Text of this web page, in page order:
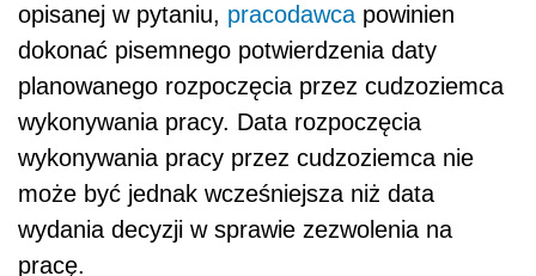
opisanej w pytaniu, pracodawca powinien
dokonać pisemnego potwierdzenia daty
planowanego rozpoczęcia przez cudzoziemca
wykonywania pracy. Data rozpoczęcia
wykonywania pracy przez cudzoziemca nie
może być jednak wcześniejsza niż data
wydania decyzji w sprawie zezwolenia na
pracę.